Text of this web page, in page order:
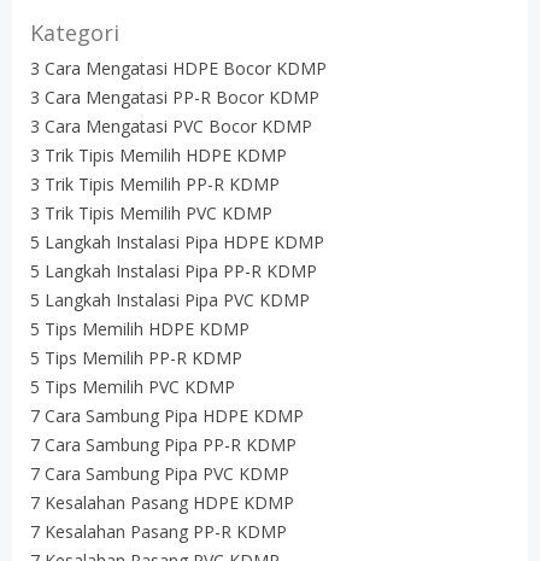
Kategori
3 Cara Mengatasi HDPE Bocor KDMP
3 Cara Mengatasi PP-R Bocor KDMP
3 Cara Mengatasi PVC Bocor KDMP
3 Trik Tipis Memilih HDPE KDMP
3 Trik Tipis Memilih PP-R KDMP
3 Trik Tipis Memilih PVC KDMP
5 Langkah Instalasi Pipa HDPE KDMP
5 Langkah Instalasi Pipa PP-R KDMP
5 Langkah Instalasi Pipa PVC KDMP
5 Tips Memilih HDPE KDMP
5 Tips Memilih PP-R KDMP
5 Tips Memilih PVC KDMP
7 Cara Sambung Pipa HDPE KDMP
7 Cara Sambung Pipa PP-R KDMP
7 Cara Sambung Pipa PVC KDMP
7 Kesalahan Pasang HDPE KDMP
7 Kesalahan Pasang PP-R KDMP